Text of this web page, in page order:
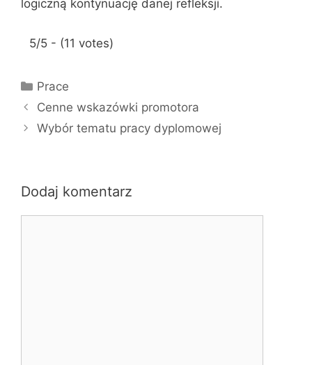
logiczną kontynuację danej refleksji.
5/5 - (11 votes)
K
a
e
r
Prace
Cenne wskazówki promotora
Wybór tematu pracy dyplomowej
Dodaj komentarz